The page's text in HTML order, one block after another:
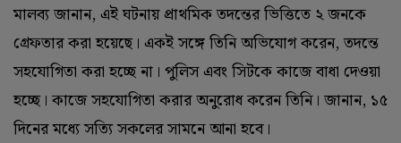
মালব্য জানান, এই ঘটনায় প্রাথমিক তদন্তের ভিত্তিতে ২ জনকে
গ্রেফতার করা হয়েছে। একই সঙ্গে তিনি অভিযোগ করেন, তদন্তে
সহযোগিতা করা হচ্ছে না। পুলিস এবং সিটকে কাজে বাধা দেওয়া
হচ্ছে। কাজে সহযোগিতা করার অনুরোধ করেন তিনি। জানান, ১৫
দিনের মধ্যে সত্যি সকলের সামনে আনা হবে।